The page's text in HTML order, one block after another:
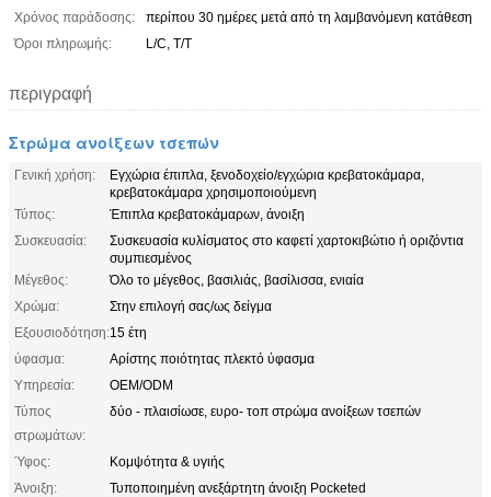
Χρόνος παράδοσης:
περίπου 30 ημέρες μετά από τη λαμβανόμενη κατάθεση
Όροι πληρωμής:
L/C, T/T
περιγραφή
Στρώμα ανοίξεων τσεπών
Γενική χρήση:
Εγχώρια έπιπλα, ξενοδοχείο/εγχώρια κρεβατοκάμαρα,
κρεβατοκάμαρα χρησιμοποιούμενη
Τύπος:
Έπιπλα κρεβατοκάμαρων, άνοιξη
Συσκευασία:
Συσκευασία κυλίσματος στο καφετί χαρτοκιβώτιο ή οριζόντια
συμπιεσμένος
Μέγεθος:
Όλο το μέγεθος, βασιλιάς, βασίλισσα, ενιαία
Χρώμα:
Στην επιλογή σας/ως δείγμα
Εξουσιοδότηση:15 έτη
ύφασμα:
Αρίστης ποιότητας πλεκτό ύφασμα
Υπηρεσία:
OEM/ODM
Τύπος
στρωμάτων:
δύο - πλαισίωσε, ευρο- τοπ στρώμα ανοίξεων τσεπών
Ύφος:
Κομψότητα & υγιής
Άνοιξη:
Τυποποιημένη ανεξάρτητη άνοιξη Pocketed